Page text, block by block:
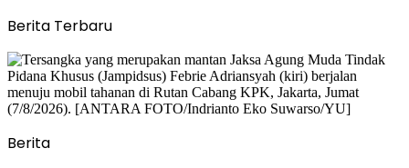
Berita Terbaru
Berita